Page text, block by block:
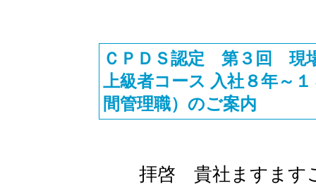
ＣＰＤＳ認定 第３回 現
上級者コース 入社８年～
間管理職）のご案内
拝啓 貴社ますます